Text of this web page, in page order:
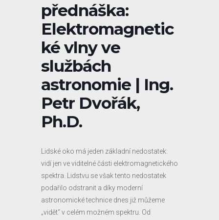
přednáška:
Elektromagnetic
ké vlny ve
službách
astronomie | Ing.
Petr Dvořák,
Ph.D.
Lidské oko má jeden základní nedostatek:
vidí jen ve viditelné části elektromagnetického
spektra. Lidstvu se však tento nedostatek
podařilo odstranit a díky moderní
astronomické technice dnes již můžeme
„vidět“ v celém možném spektru. Od